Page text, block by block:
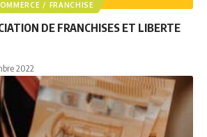
/ FRANCHISE
DE FRANCHISES ET LIBERTE
2022